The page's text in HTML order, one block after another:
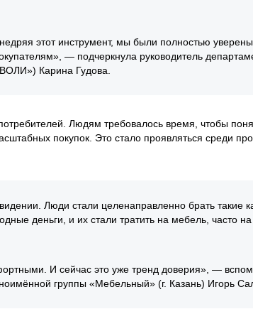
этот инструмент, мы были полностью уверены
— подчеркнула руководитель
Карина Гудова.
Людям требовалось время, чтобы
покупок. Это стало проявляться среди
Люди стали целенаправленно брать такие
деньги, и их стали тратить на мебель, часто на
И сейчас это уже тренд доверия», —
группы «Мебельный» (г. Казань) Игорь